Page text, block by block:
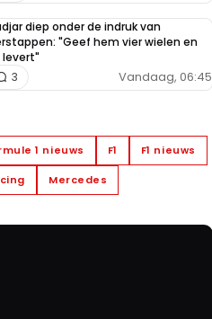
diep onder de indruk van
"Geef hem vier wielen en
levert"
Vandaag, 06:45
3
1 nieuws F1 F1 nieuws
Mercedes